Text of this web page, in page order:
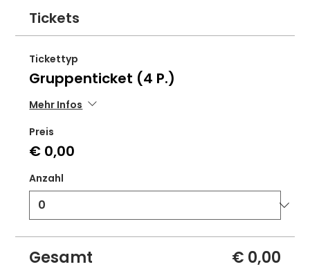
Tickets
Tickettyp
Gruppenticket (4 P.)
Mehr Infos
Preis
€ 0,00
Anzahl
Gesamt € 0,00